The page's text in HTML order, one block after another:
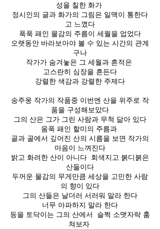
성을 칠한 화가
정시인의 글과 화가의 그림은 일맥이 통한다
고 느꼈다
푹푹 패인 물감의 주름이 세월을 업었다
오랫동안 바라보아야 볼 수 있는 시간의 관계
구나
작가가 숨겨놓은 그 세월과 흔적은
고스란히 심장을 흔든다
강렬한 색감과 강렬한 주제다
송주웅 작가의 작품중 이번엔 산을 위주로 작
품을 구성해보았다
그의 산은 그가 그린 사람과 무척 닮아 있다
움푹 패인 할미의 주름과
골과 골에서 깊어진 산의 시름을 보면 작가의
마음이 느껴진다
밝고 화려한 산이 아니다 회색지고 붉디붉은
산들이다
두꺼운 물감의 무게만큼 세상을 고민한 사람
의 향이 있다
그의 산들은 날더러 서러워 말라 한다
너무 아파하지 말라 한다
등을 토닥이는 그의 산에서 슬쩍 소맷자락 훔
쳐보자